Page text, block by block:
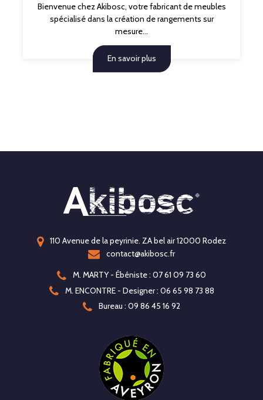
Bienvenue chez Akibosc, votre fabricant de meubles
spécialisé dans la création de rangements sur
mesure...
En savoir plus
110 Avenue de la peyrinie. ZA bel air 12000 Rodez
contact@akibosc.fr
M. MARTY - Ébéniste : 07 61 09 73 60
M. ENCONTRE - Designer : 06 65 98 73 88
Bureau : 09 86 45 16 92